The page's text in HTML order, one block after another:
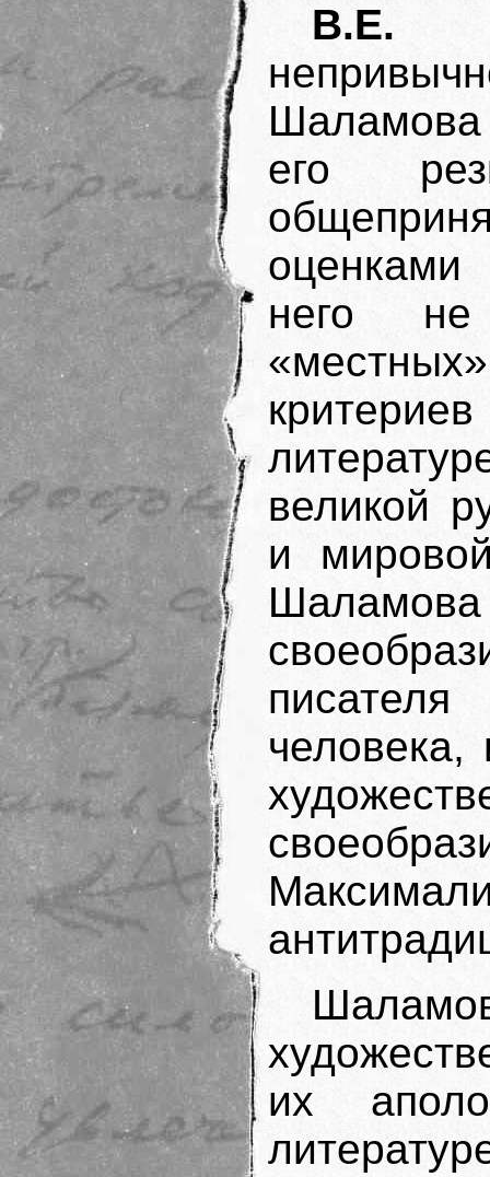
В.Е.
Шаламова
его
него не
великой
и
их